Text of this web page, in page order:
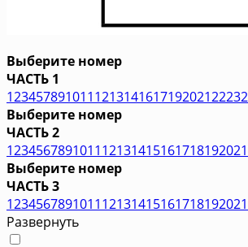
Выберите номер
ЧАСТЬ 1
12345789101112131416171920212223
Выберите номер
ЧАСТЬ 2
123456789101112131415161718192021
Выберите номер
ЧАСТЬ 3
123456789101112131415161718192021
Развернуть